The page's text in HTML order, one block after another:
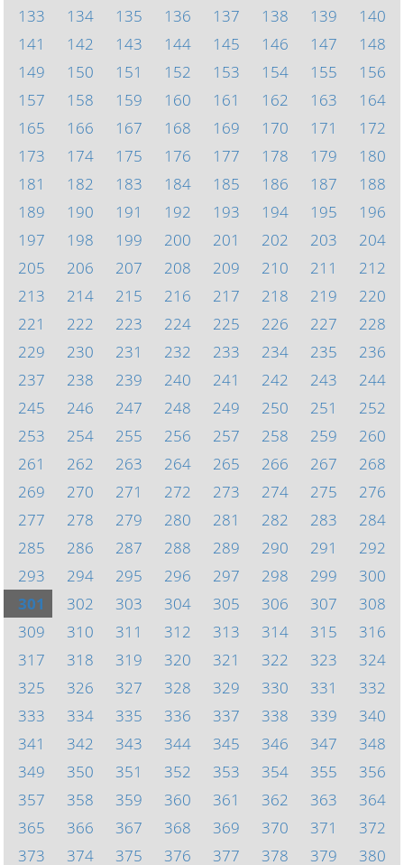
133
134 135 136 137 138 139
140
141
142 143 144 145 146 147
148
149
150 151 152 153 154 155
156
157
158 159 160 161 162 163
164
165
166 167 168 169 170 171
172
173
174 175 176 177 178 179
180
181
182 183 184 185 186 187
188
189
190 191 192 193 194 195
196
197
198 199 200 201 202 203
204
205
206 207 208 209 210 211
212
213
214 215 216 217 218 219
220
221
222 223 224 225 226 227
228
229
230 231 232 233 234 235
236
237
238 239 240 241 242 243
244
245
246 247 248 249 250 251
252
253
254 255 256 257 258 259
260
261
262 263 264 265 266 267
268
269
270 271 272 273 274 275
276
277
278 279 280 281 282 283
284
285
286 287 288 289 290 291
292
293
294 295 296 297 298 299
300
301
302 303 304 305 306 307
308
309
310 311 312 313 314 315
316
317
318 319 320 321 322 323
324
325
326 327 328 329 330 331
332
333
334 335 336 337 338 339
340
341
342 343 344 345 346 347
348
349
350 351 352 353 354 355
356
357
358 359 360 361 362 363
364
365
366 367 368 369 370 371
372
373
374 375 376 377 378 379 380